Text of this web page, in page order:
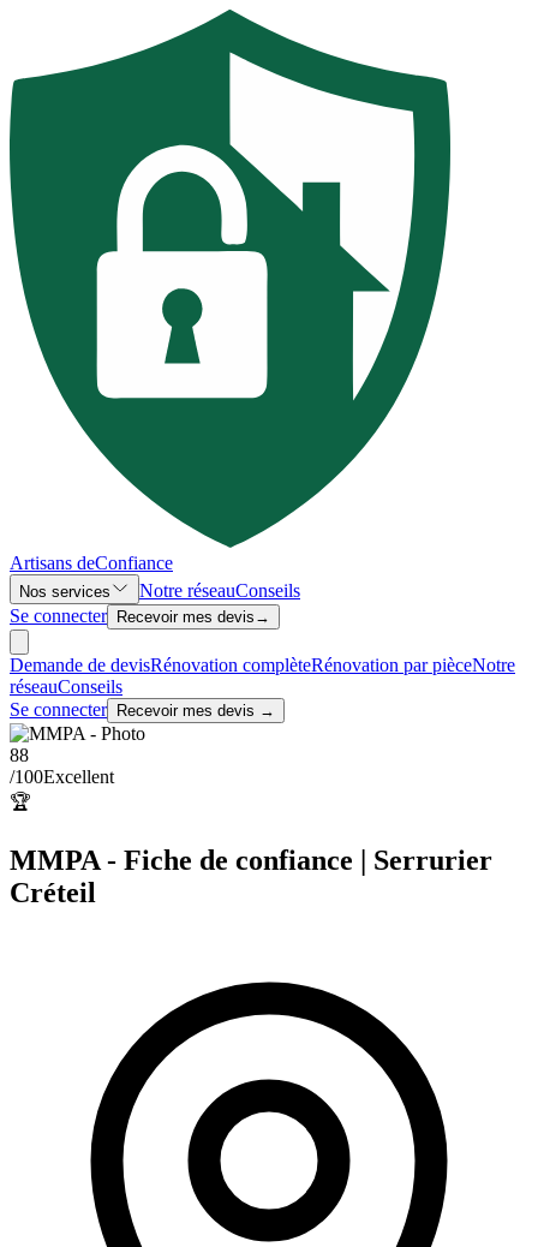
Artisans deConfiance
Nos services Notre réseauConseils
Se connecter
Recevoir mes devis →
Demande de devisRénovation complèteRénovation par pièceNotre
réseauConseils
Se connecter
Recevoir mes devis →
88
/100Excellent
🏆
MMPA - Fiche de confiance | Serrurier
Créteil